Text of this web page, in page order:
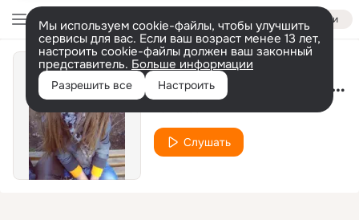
Войти
Мы используем cookie-файлы, чтобы улучшить
сервисы для вас. Если ваш возраст менее 13 лет,
настроить cookie-файлы должен ваш законный
представитель. Больше информации
Разрешить все Настроить Зай... Познакомимся давай
Слушать